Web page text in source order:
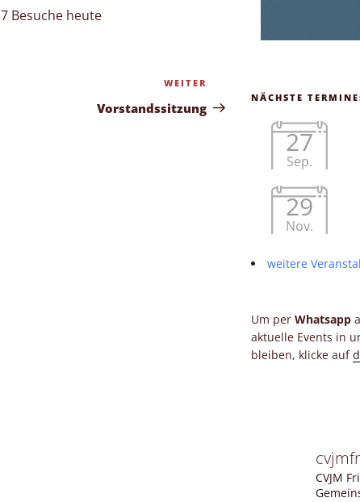
7 Besuche heute
Beitrag
WEITER
Vorstandssitzung
NÄCHSTE
27
Sep.
29
Nov.
weitere
Um per Whatsapp
aktuelle Events in
bleiben, klicke auf
CVJM